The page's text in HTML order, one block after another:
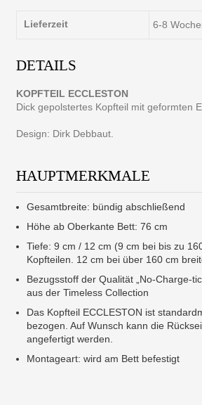
Lieferzeit 6-8
DETAILS
KOPFTEIL ECCLESTON
Dick gepolstertes Kopfteil mit geformten
Design: Dirk Debbaut.
HAUPTMERKMALE
Gesamtbreite: bündig abschließend
Höhe ab Oberkante Bett: 76 cm
Tiefe: 9 cm / 12 cm (9 cm bei bis zu
Kopfteilen. 12 cm bei über 160 cm
Bezugsstoff der Qualität „No-Charge-
aus der Timeless Collection
Das Kopfteil ECCLESTON ist
bezogen. Auf Wunsch kann die
angefertigt werden.
Montageart: wird am Bett befestigt